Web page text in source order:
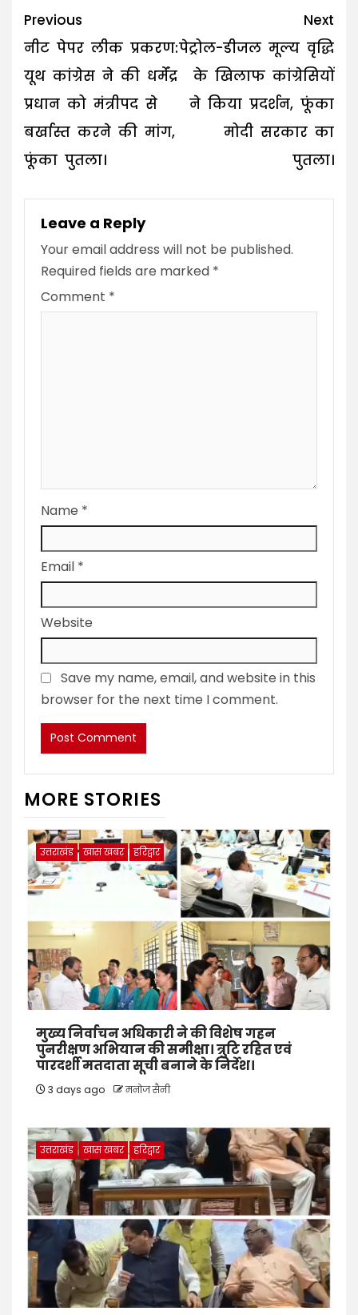
Post
navigation
Previous
नीट पेपर लीक प्रकरण:
यूथ कांग्रेस ने की धर्मेंद्र
प्रधान को मंत्रीपद से
बर्खास्त करने की मांग,
फूंका पुतला।
Next
पेट्रोल-डीजल मूल्य वृद्धि
के खिलाफ कांग्रेसियों
ने किया प्रदर्शन, फूंका
मोदी सरकार का
पुतला।
Leave a Reply
Your email address will not be published.
Required fields are marked *
Comment *
Name *
Email *
Website
Save my name, email, and website in this
browser for the next time I comment.
MORE STORIES
उत्तराखंड खास खबर हरिद्वार
मुख्य निर्वाचन अधिकारी ने की विशेष गहन
पुनरीक्षण अभियान की समीक्षा। त्रुटि रहित एवं
पारदर्शी मतदाता सूची बनाने के निर्देश।
3 days ago मनोज सैनी
उत्तराखंड खास खबर हरिद्वार